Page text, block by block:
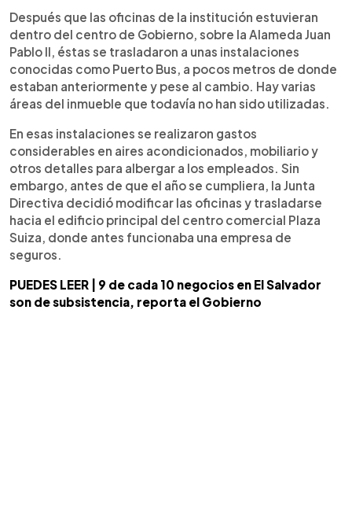
Después que las oficinas de la institución estuvieran
dentro del centro de Gobierno, sobre la Alameda Juan
Pablo II, éstas se trasladaron a unas instalaciones
conocidas como Puerto Bus, a pocos metros de donde
estaban anteriormente y pese al cambio. Hay varias
áreas del inmueble que todavía no han sido utilizadas.
En esas instalaciones se realizaron gastos
considerables en aires acondicionados, mobiliario y
otros detalles para albergar a los empleados. Sin
embargo, antes de que el año se cumpliera, la Junta
Directiva decidió modificar las oficinas y trasladarse
hacia el edificio principal del centro comercial Plaza
Suiza, donde antes funcionaba una empresa de
seguros.
PUEDES LEER | 9 de cada 10 negocios en El Salvador
son de subsistencia, reporta el Gobierno